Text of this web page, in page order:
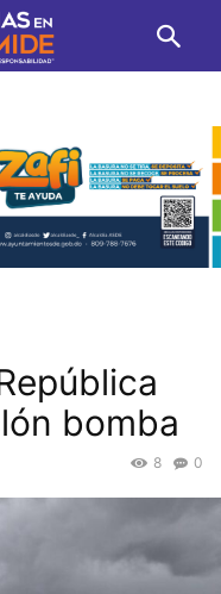
bomba
0
8